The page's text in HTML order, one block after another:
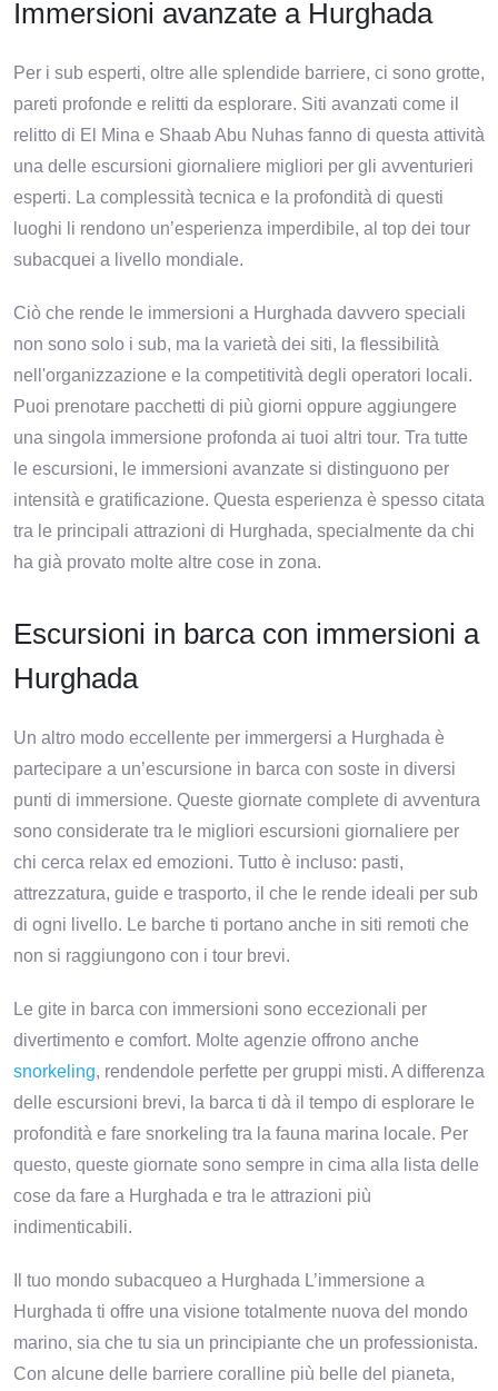
Immersioni avanzate a Hurghada
Per i sub esperti, oltre alle splendide barriere, ci sono grotte,
pareti profonde e relitti da esplorare. Siti avanzati come il
relitto di El Mina e Shaab Abu Nuhas fanno di questa attività
una delle escursioni giornaliere migliori per gli avventurieri
esperti. La complessità tecnica e la profondità di questi
luoghi li rendono un’esperienza imperdibile, al top dei tour
subacquei a livello mondiale.
Ciò che rende le immersioni a Hurghada davvero speciali
non sono solo i sub, ma la varietà dei siti, la flessibilità
nell'organizzazione e la competitività degli operatori locali.
Puoi prenotare pacchetti di più giorni oppure aggiungere
una singola immersione profonda ai tuoi altri tour. Tra tutte
le escursioni, le immersioni avanzate si distinguono per
intensità e gratificazione. Questa esperienza è spesso citata
tra le principali attrazioni di Hurghada, specialmente da chi
ha già provato molte altre cose in zona.
Escursioni in barca con immersioni a
Hurghada
Un altro modo eccellente per immergersi a Hurghada è
partecipare a un’escursione in barca con soste in diversi
punti di immersione. Queste giornate complete di avventura
sono considerate tra le migliori escursioni giornaliere per
chi cerca relax ed emozioni. Tutto è incluso: pasti,
attrezzatura, guide e trasporto, il che le rende ideali per sub
di ogni livello. Le barche ti portano anche in siti remoti che
non si raggiungono con i tour brevi.
Le gite in barca con immersioni sono eccezionali per
divertimento e comfort. Molte agenzie offrono anche
snorkeling, rendendole perfette per gruppi misti. A differenza
delle escursioni brevi, la barca ti dà il tempo di esplorare le
profondità e fare snorkeling tra la fauna marina locale. Per
questo, queste giornate sono sempre in cima alla lista delle
cose da fare a Hurghada e tra le attrazioni più
indimenticabili.
Il tuo mondo subacqueo a Hurghada L’immersione a
Hurghada ti offre una visione totalmente nuova del mondo
marino, sia che tu sia un principiante che un professionista.
Con alcune delle barriere coralline più belle del pianeta,